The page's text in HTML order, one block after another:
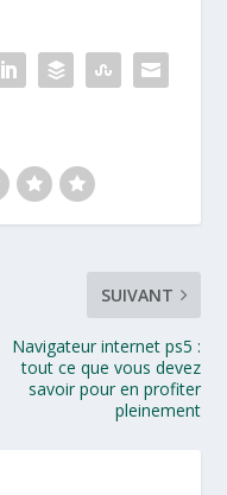
SUIVANT
Navigateur internet ps5 :
tout ce que vous devez
savoir pour en profiter
pleinement